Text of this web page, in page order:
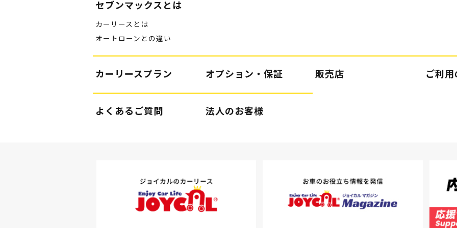
セブンマックスとは
カーリースとは
オートローンとの違い
カーリースプラン オプション・保証 販売店 ご利
よくあるご質問 法人のお客様